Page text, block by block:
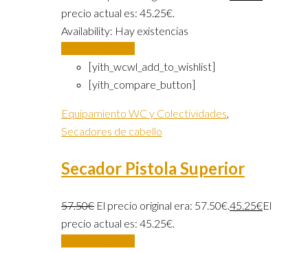
precio actual es: 45.25€.
Availability: Hay existencias
[yith_wcwl_add_to_wishlist]
[yith_compare_button]
Equipamiento WC y Colectividades,
Secadores de cabello
Secador Pistola Superior
57.50€ El precio original era: 57.50€.45.25€El
precio actual es: 45.25€.